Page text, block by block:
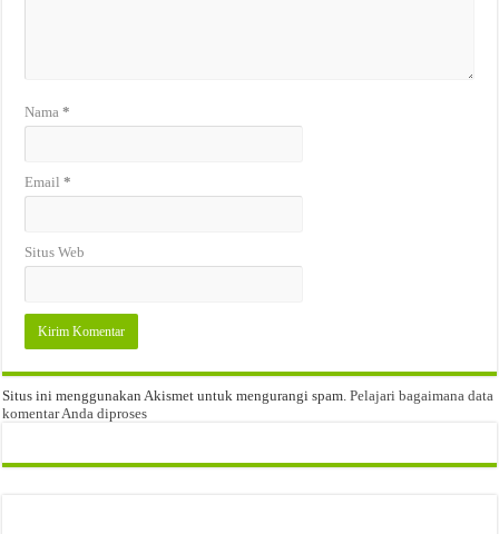
Nama*
Email*
Situs Web
Situs ini menggunakan Akismet untuk mengurangi spam.Pelajari bagaimana data
komentar Anda diproses